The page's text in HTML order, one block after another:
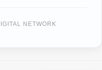
NETWORK